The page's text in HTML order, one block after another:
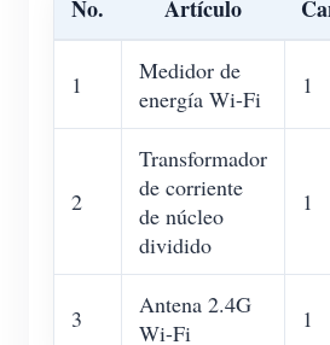
No. Artículo
1
Medidor de
energía Wi-Fi
1
2
Transformador
de corriente
de núcleo
dividido
1
3
Antena 2.4G
Wi-Fi
1